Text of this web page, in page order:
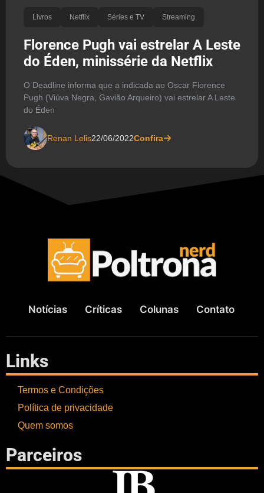
Livros Netflix Séries e TV Streaming
Florence Pugh vai estrelar A Leste
do Éden, minissérie da Netflix
O Deadline informa que a indicada ao Oscar Florence
Pugh (Viúva Negra, Gavião Arqueiro) vai estrelar A Leste
do Éden
Renan Lelis22/06/2022Confira
Notícias Críticas Colunas Contato
Links
Termos e Condições
Política de privacidade
Quem somos
Parceiros